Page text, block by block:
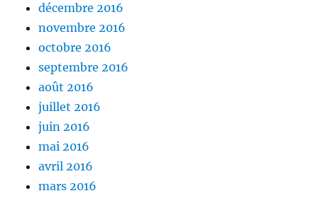
décembre 2016
novembre 2016
octobre 2016
septembre 2016
août 2016
juillet 2016
juin 2016
mai 2016
avril 2016
mars 2016